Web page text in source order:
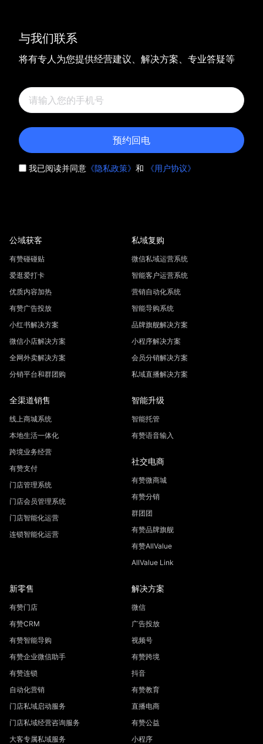
与我们联系
将有专人为您提供经营建议、解决方案、专业答疑等
预约回电
我已阅读并同意 《隐私政策》 和 《用户协议》
公域获客
有赞碰碰贴
爱逛爱打卡
优质内容加热
有赞广告投放
小红书解决方案
微信小店解决方案
全网外卖解决方案
分销平台和群团购
私域复购
微信私域运营系统
智能客户运营系统
营销自动化系统
智能导购系统
品牌旗舰解决方案
小程序解决方案
会员分销解决方案
私域直播解决方案
全渠道销售
线上商城系统
本地生活一体化
跨境业务经营
有赞支付
门店管理系统
门店会员管理系统
门店智能化运营
连锁智能化运营
智能升级
智能托管
有赞语音输入
社交电商
有赞微商城
有赞分销
群团团
有赞品牌旗舰
有赞AllValue
AllValue Link
新零售
有赞门店
有赞CRM
有赞智能导购
有赞企业微信助手
有赞连锁
自动化营销
门店私域启动服务
门店私域经营咨询服务
大客专属私域服务
解决方案
微信
广告投放
视频号
有赞跨境
抖音
有赞教育
直播电商
有赞公益
小程序